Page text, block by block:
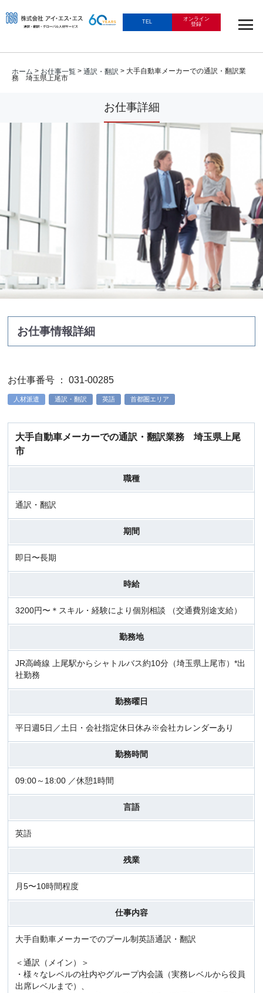
TEL
オンライン
登録
ホーム > お仕事一覧 > 通訳・翻訳 > 大手自動車メーカーでの通訳・翻訳業
務 埼玉県上尾市
お仕事詳細
お仕事情報詳細
お仕事番号 ： 031-00285
人材派遣 通訳・翻訳 英語 首都圏エリア
大手自動車メーカーでの通訳・翻訳業務 埼玉県上尾
市
職種
通訳・翻訳
期間
即日〜長期
時給
3200円〜＊スキル・経験により個別相談 （交通費別途支給）
勤務地
JR高崎線 上尾駅からシャトルバス約10分（埼玉県上尾市）*出
社勤務
勤務曜日
平日週5日／土日・会社指定休日休み※会社カレンダーあり
勤務時間
09:00～18:00 ／休憩1時間
言語
英語
残業
月5〜10時間程度
仕事内容
大手自動車メーカーでのプール制英語通訳・翻訳
＜通訳（メイン）＞
・様々なレベルの社内やグループ内会議（実務レベルから役員
出席レベルまで）、